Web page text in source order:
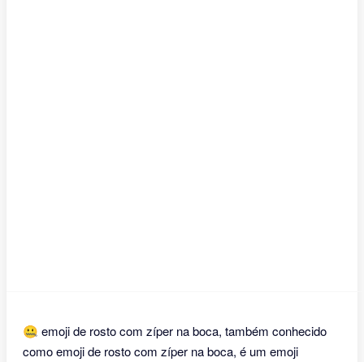
🤐 emoji de rosto com zíper na boca, também conhecido
como emoji de rosto com zíper na boca, é um emoji